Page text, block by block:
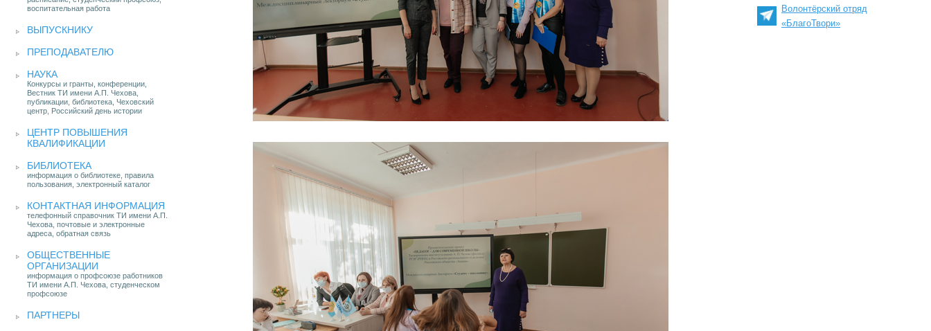
воспитательная работа
ВЫПУСКНИКУ
ПРЕПОДАВАТЕЛЮ
НАУКА
Конкурсы и гранты, конференции,
Вестник ТИ имени А.П. Чехова,
публикации, библиотека, Чеховский
центр, Российский день истории
ЦЕНТР ПОВЫШЕНИЯ
КВАЛИФИКАЦИИ
БИБЛИОТЕКА
информация о библиотеке, правила
пользования, электронный каталог
КОНТАКТНАЯ ИНФОРМАЦИЯ
телефонный справочник ТИ имени А.П.
Чехова, почтовые и электронные
адреса, обратная связь
ОБЩЕСТВЕННЫЕ
ОРГАНИЗАЦИИ
информация о профсоюзе работников
ТИ имени А.П. Чехова, студенческом
профсоюзе
ПАРТНЕРЫ
Волонтёрский отряд
«БлагоТвори»